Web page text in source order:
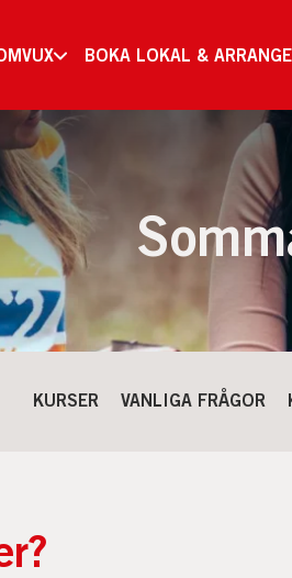
BOKA LOKAL &
KURSER VANLIGA FRÅGOR